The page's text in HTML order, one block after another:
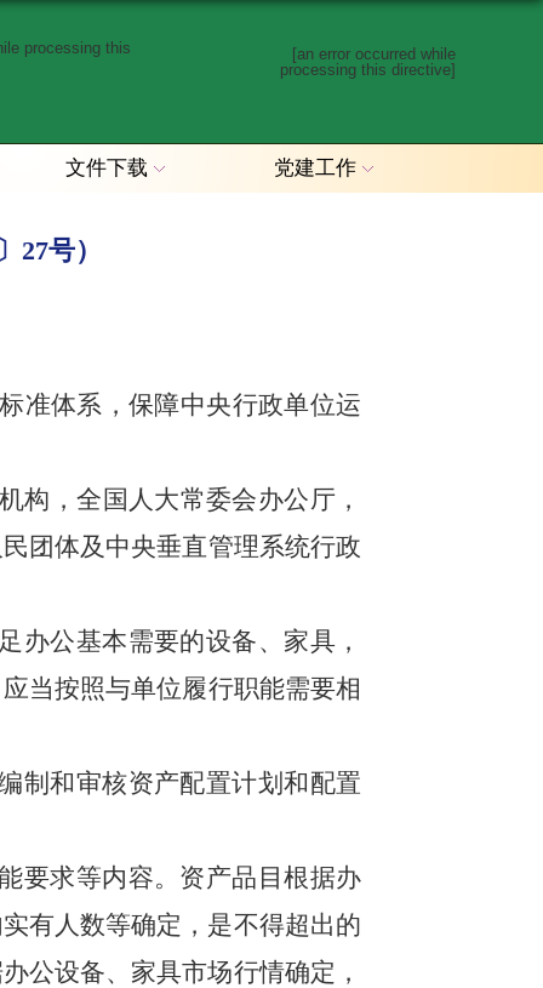
processing this
[an error occurred while
processing this directive]
文件下载 党建工作
号）
准体系，保障中央行政单位运
构，全国人大常委会办公厅，
团体及中央垂直管理系统行政
办公基本需要的设备、家具，
当按照与单位履行职能需要相
制和审核资产配置计划和配置
要求等内容。资产品目根据办
有人数等确定，是不得超出的
公设备、家具市场行情确定，